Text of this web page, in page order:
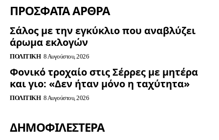
ΠΡΟΣΦΑΤΑ ΑΡΘΡΑ
Σάλος με την εγκύκλιο που αναβλύζει
άρωμα εκλογών
ΠΟΛΙΤΙΚΉ 8 Αυγούστου, 2026
Φονικό τροχαίο στις Σέρρες με μητέρα
και γιο: «Δεν ήταν μόνο η ταχύτητα»
ΠΟΛΙΤΙΚΉ 8 Αυγούστου, 2026
ΔΗΜΟΦΙΛΈΣΤΕΡΑ